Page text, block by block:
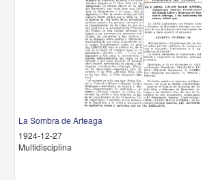
La Sombra de Arteaga
1924-12-27
Multidisciplina